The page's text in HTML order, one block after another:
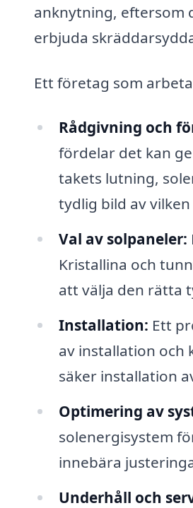
anknytning, eftersom
erbjuda
Ett företag som
Rådgivning och
fördelar det kan
takets lutning,
tydlig bild av
Val av solpaneler:
Kristallina och
att välja den rätta
Installation: Ett
av installation
säker installation
Optimering av
solenergisystem
innebära
Underhåll och